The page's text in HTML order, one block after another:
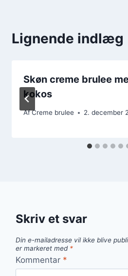
Lignende indlæg
Skøn creme brulee
kokos
AfCreme brulee 2. december
Skriv et svar
Din e-mailadresse vil ikke blive
er markeret med *
Kommentar *